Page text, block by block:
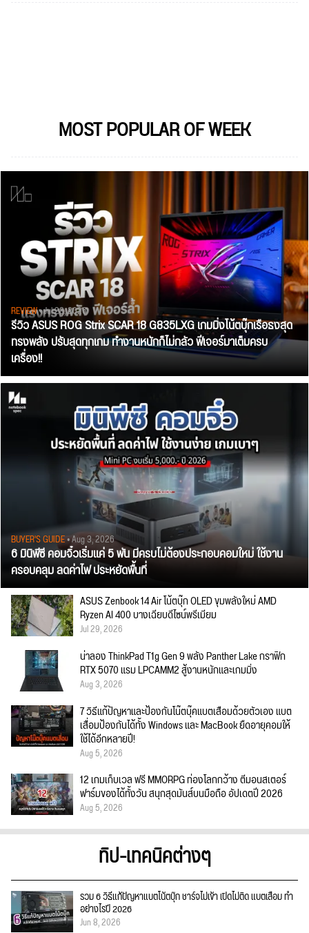
MOST POPULAR OF WEEK
REVIEW• Jul 28, 2026
รีวิว ASUS ROG Strix SCAR 18 G835LXG เกมมิ่งโน้ตบุ๊กเรือธงสุด
ทรงพลัง ปรับสุดทุกเกม ทำงานหนักก็ไม่กลัว ฟีเจอร์มาเต็มครบ
เครื่อง!!
BUYER'S GUIDE• Aug 3, 2026
6 มินิพีซี คอมจิ๋วเริ่มแค่ 5 พัน มีครบไม่ต้องประกอบคอมใหม่ ใช้งาน
ครอบคลุม ลดค่าไฟ ประหยัดพื้นที่
ASUS Zenbook 14 Air โน้ตบุ๊ก OLED ขุมพลังใหม่ AMD
Ryzen AI 400 บางเฉียบดีไซน์พรีเมียม
Jul 29, 2026
น่าลอง ThinkPad T1g Gen 9 พลัง Panther Lake กราฟิก
RTX 5070 แรม LPCAMM2 สู้งานหนักและเกมมิ่ง
Aug 3, 2026
7 วิธีแก้ปัญหาและป้องกันโน๊ตบุ๊คแบตเสื่อมด้วยตัวเอง แบต
เสื่อมป้องกันได้ทั้ง Windows และ MacBook ยืดอายุคอมให้
ใช้ได้อีกหลายปี!
Aug 5, 2026
12 เกมเก็บเวล ฟรี MMORPG ท่องโลกกว้าง ตีมอนสเตอร์
ฟาร์มของได้ทั้งวัน สนุกสุดมันส์บนมือถือ อัปเดตปี 2026
Aug 5, 2026
ทิป-เทคนิคต่างๆ
รวม 6 วิธีแก้ปัญหาแบตโน้ตบุ๊ก ชาร์จไม่เข้า เปิดไม่ติด แบตเสื่อม ทำ
อย่างไรปี 2026
Jun 8, 2026